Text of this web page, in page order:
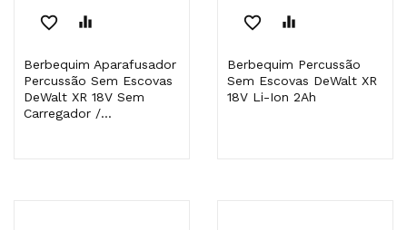
favorite_border equalizer
Berbequim Aparafusador
Percussão Sem Escovas
DeWalt XR 18V Sem
Carregador /...
favorite_border equalizer
Berbequim Percussão
Sem Escovas DeWalt XR
18V Li-Ion 2Ah